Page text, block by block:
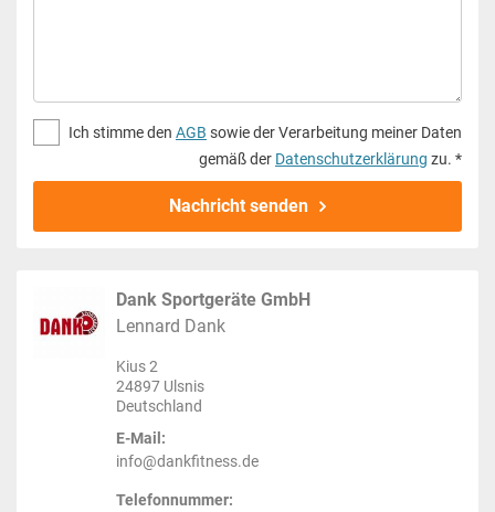
Ich stimme den AGB sowie der Verarbeitung meiner Daten
gemäß der Datenschutzerklärung zu. *
Nachricht senden
Dank Sportgeräte GmbH
Lennard Dank
Kius 2
24897 Ulsnis
Deutschland
E-Mail:
info@dankfitness.de
Telefonnummer: